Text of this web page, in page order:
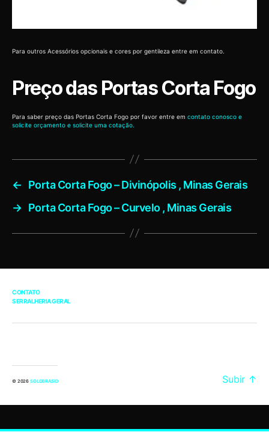
Para outros Acessórios opcionais e cores por gentileza entre em contato.
Preço das Portas Corta Fogo
Para saber preço das Portas Corta Fogo por favor entre em contato conosco e
solicite orçamento e solicite uma cotação.
←
Porta Corta Fogo – Divinópolis , Minas Gerais
→ Porta Corta Fogo – Curvelo , Minas Gerais
CONTATO
SERRALHERIA GERAL
© 2026 SOLOBRASID Subir ↑